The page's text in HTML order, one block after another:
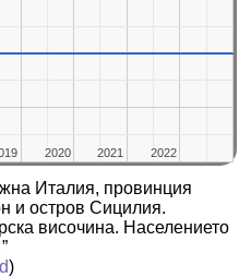
2020
2020 2021
2021 2022
2022
Италия, провинция
и остров Сицилия.
височина. Населението
)